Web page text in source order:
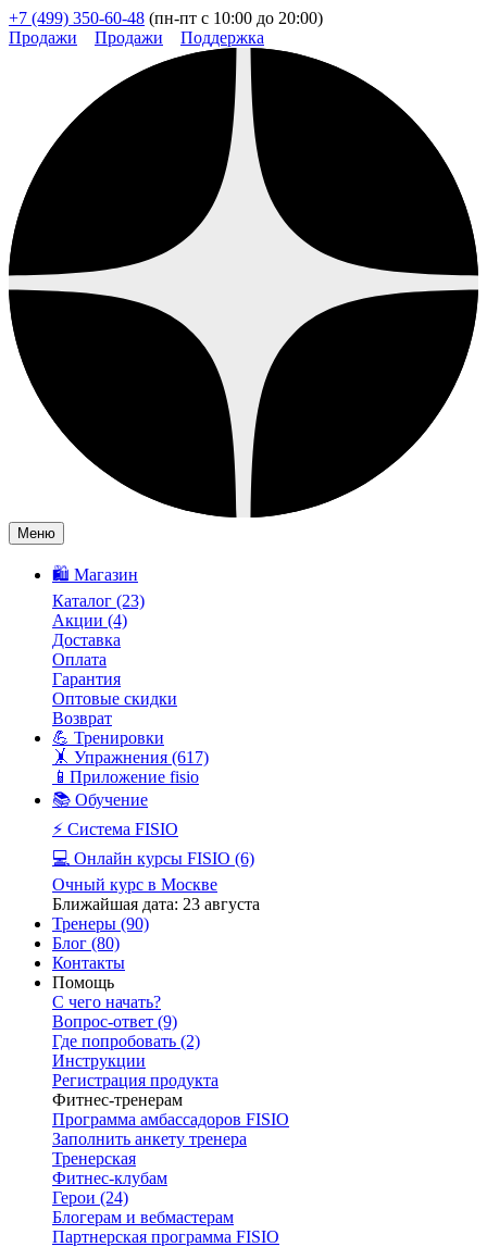
+7 (499) 350-60-48 (пн-пт с 10:00 до 20:00)
Продажи
Продажи Поддержка
Меню
🛍️ Магазин
Каталог (23)
Акции (4)
Доставка
Оплата
Гарантия
Оптовые скидки
Возврат
💪 Тренировки
🤸 Упражнения (617)
📱Приложение fisio
📚 Обучение
⚡️ Система FISIO
💻 Онлайн курсы FISIO (6)
Очный курс в Москве
Ближайшая дата: 23 августа
Тренеры (90)
Блог (80)
Контакты
Помощь
С чего начать?
Вопрос-ответ (9)
Где попробовать (2)
Инструкции
Регистрация продукта
Фитнес-тренерам
Программа амбассадоров FISIO
Заполнить анкету тренера
Тренерская
Фитнес-клубам
Герои (24)
Блогерам и вебмастерам
Партнерская программа FISIO